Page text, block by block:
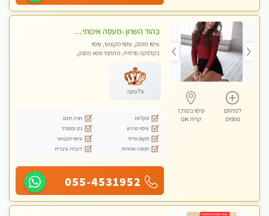
לפרטים
נוספים
עיסוי במרכז
קרית אונו
בהוד השרון -מעסה איכותית למאסז מקצועי ומפנק לכל שרירי הגוף
עיסוי מפנק, עיסוי מקצועי, עיסוי
בקלניקה פרטית, מתחמי ספא מפנק,
פלטינה
מקלחת
חניה חינם
עיסוי מרגיע
נקי ומסודר
מקום פרטי
עיסוי מקצועי
תמונה אמיתית
דוברת עיברית
055-4531952